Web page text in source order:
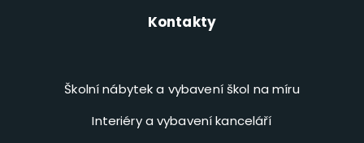
Kontakty
Školní nábytek a vybavení škol na míru
Interiéry a vybavení kanceláří